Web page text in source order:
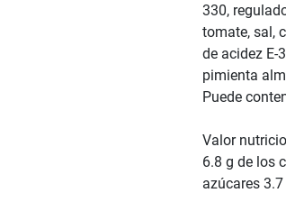
330,
tomate, sal,
de acidez E-
pimienta
Puede
Valor
6.8 g de los
azúcares